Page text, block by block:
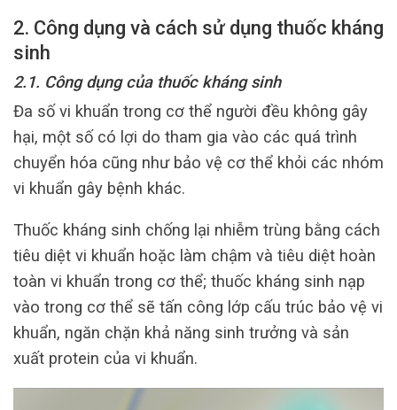
2. Công dụng và cách sử dụng thuốc kháng
sinh
2.1. Công dụng của thuốc kháng sinh
Đa số vi khuẩn trong cơ thể người đều không gây
hại, một số có lợi do tham gia vào các quá trình
chuyển hóa cũng như bảo vệ cơ thể khỏi các nhóm
vi khuẩn gây bệnh khác.
Thuốc kháng sinh chống lại nhiễm trùng bằng cách
tiêu diệt vi khuẩn hoặc làm chậm và tiêu diệt hoàn
toàn vi khuẩn trong cơ thể; thuốc kháng sinh nạp
vào trong cơ thể sẽ tấn công lớp cấu trúc bảo vệ vi
khuẩn, ngăn chặn khả năng sinh trưởng và sản
xuất protein của vi khuẩn.